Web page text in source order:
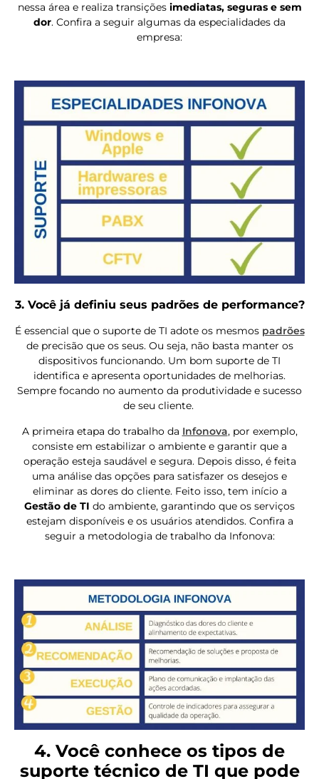
nessa área e realiza transiçõesimediatas, seguras e sem
dor. Confira a seguir algumas da especialidades da
empresa:
3. Você já definiu seus padrões de performance?
É essencial que o suporte de TI adote os mesmos padrões
de precisão que os seus. Ou seja, não basta manter os
dispositivos funcionando. Um bom suporte de TI
identifica e apresenta oportunidades de melhorias.
Sempre focando no aumento da produtividade e sucesso
de seu cliente.
A primeira etapa do trabalho da Infonova, por exemplo,
consiste em estabilizar o ambiente e garantir que a
operação esteja saudável e segura. Depois disso, é feita
uma análise das opções para satisfazer os desejos e
eliminar as dores do cliente. Feito isso, tem início a
Gestão de TI do ambiente, garantindo que os serviços
estejam disponíveis e os usuários atendidos. Confira a
seguir a metodologia de trabalho da Infonova:
4. Você conhece os tipos de
suporte técnico de TI que pode